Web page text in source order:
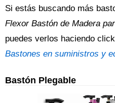
Si estás buscando más
Flexor Bastón de Madera
puedes verlos haciendo
Bastones en suministros y
Bastón Plegable